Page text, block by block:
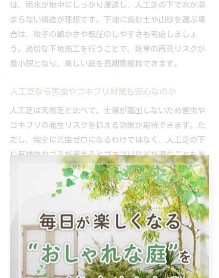
は、雨水が地中にしっかり浸透し、人工芝の下で水が溜
まらない構造が理想です。下地に真砂土や山砂を選ぶ場
合は、粒子の細かさや転圧のしやすさも考慮しましょ
う。適切な下地施工を行うことで、雑草の再発リスクが
最小限となり、美しい庭を長期間維持できます。
人工芝なら害虫やゴキブリ対策も安心なのか
人工芝は天然芝と比べて、土壌が露出しないため害虫や
ゴキブリの発生リスクを抑える効果が期待できます。た
だし、完全に害虫ゼロになるわけではなく、人工芝の下
に有機物やゴミが溜まるとゴキブリなどが潜むこともあ
るので注意が必要です。
プロの施工では、下地に不純物が混ざらないよう徹底的
に清掃し、隙間なく防草シートと人工芝を敷設します。
これにより、虫の侵入経路を減らし、清潔な庭空間を維
持できます。人工芝の欠点として害虫リスクが挙げられ
ることもありますが、正しい下地施工と定期的な清掃で
そのリスクは大きく低減できます。